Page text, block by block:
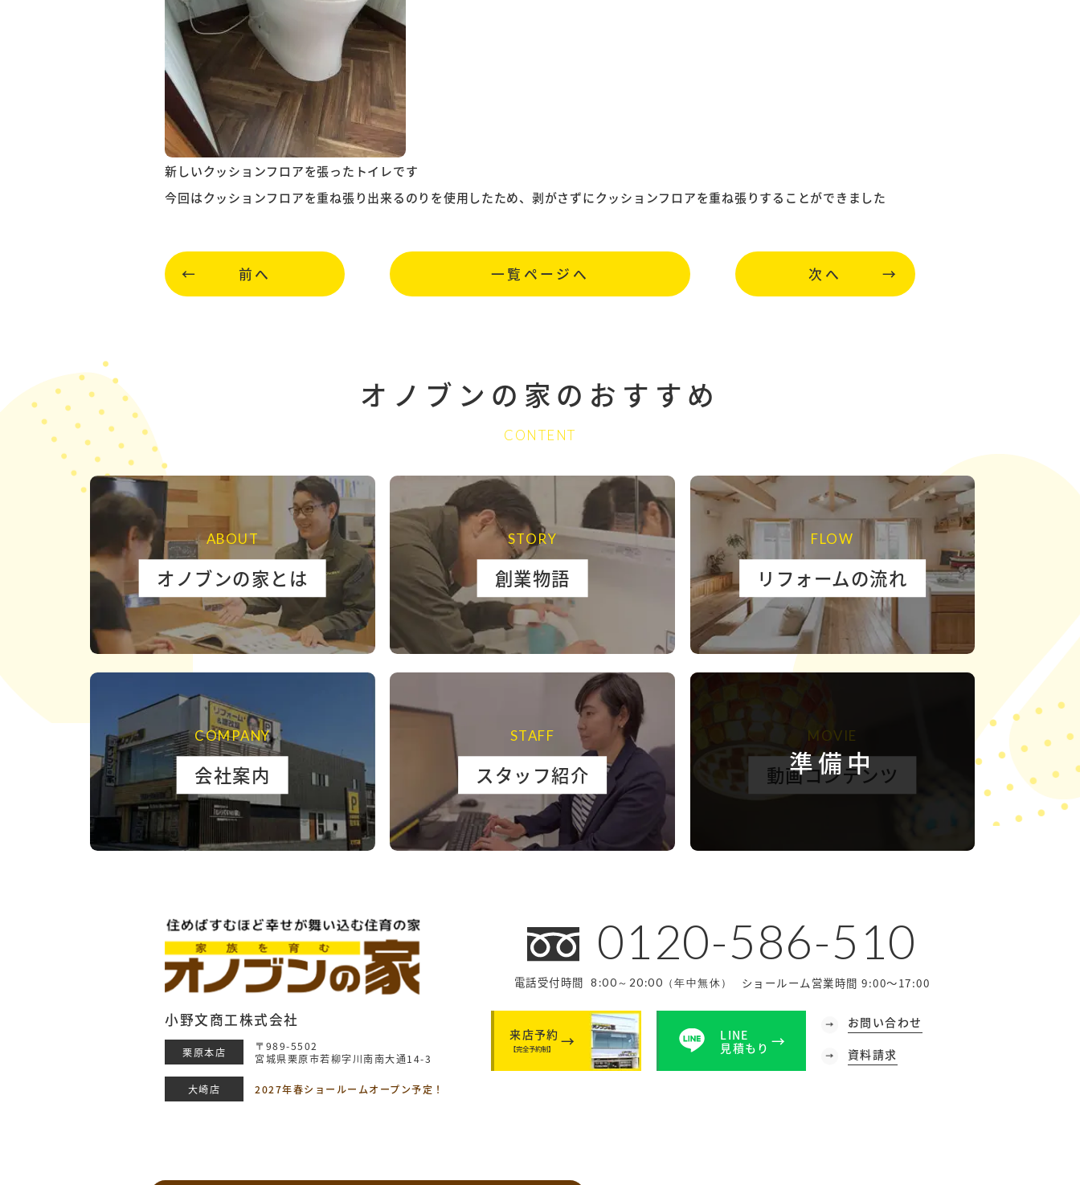
新しいクッションフロアを張ったトイレです
今回はクッションフロアを重ね張り出来るのりを使用したため、剥がさずにクッションフロアを重ね張りすることができました
前へ 一覧ページへ 次へ
オノブンの家の おすすめ
CONTENT
ABOUT
オノブンの家とは
STORY
創業物語
FLOW
リフォームの流れ
COMPANY
会社案内
STAFF
スタッフ紹介 準備中
MOVIE
動画コンテンツ
小野文商工株式会社
栗原本店
〒989-5502
宮城県栗原市若柳字川南南大通14-3
大崎店 2027年春ショールームオープン予定！
0120-586-510
電話受付時間8:00～20:00（年中無休） ショールーム営業時間 9:00～17:00
来店予約
【完全予約制】
LINE
見積もり
お問い合わせ
資料請求